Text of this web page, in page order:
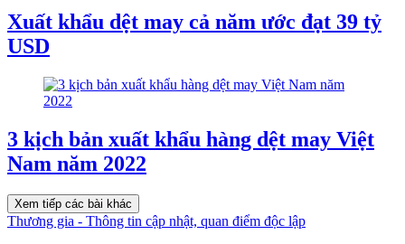
Xuất khẩu dệt may cả năm ước đạt 39 tỷ
USD
3 kịch bản xuất khẩu hàng dệt may Việt
Nam năm 2022
Xem tiếp các bài khác
Thương gia - Thông tin cập nhật, quan điểm độc lập